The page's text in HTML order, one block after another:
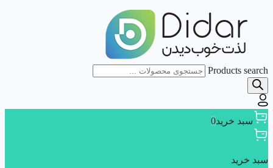
Products search
سبد خرید0
سبد خرید